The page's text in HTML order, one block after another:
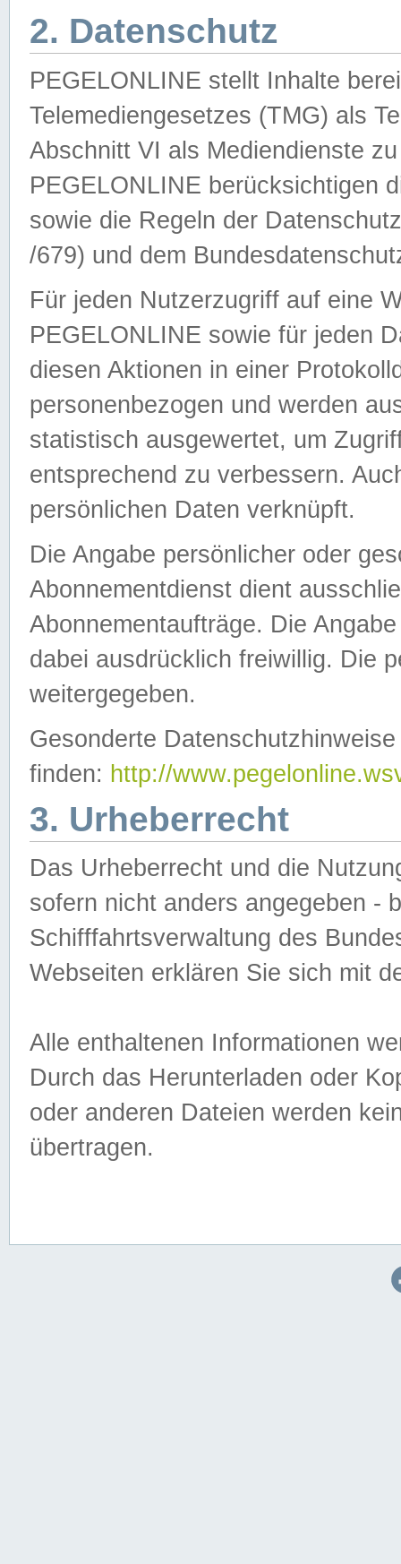
2. Datenschutz
PEGELONLINE stellt Inhalte
Telemediengesetzes (TMG) als
Abschnitt VI als Mediendienste
PEGELONLINE berücksichtigen
sowie die Regeln der
/679) und dem
Für jeden Nutzerzugriff auf eine
PEGELONLINE sowie für jeden
diesen Aktionen in einer
personenbezogen und werden
statistisch ausgewertet, um
entsprechend zu verbessern.
persönlichen Daten verknüpft.
Die Angabe persönlicher oder
Abonnementdienst dient
Abonnementaufträge. Die
dabei ausdrücklich freiwillig. Die
weitergegeben.
Gesonderte
finden: http://
3. Urheberrecht
Das Urheberrecht und die
sofern nicht anders angegeben -
Schifffahrtsverwaltung des
Webseiten erklären Sie sich mit
Alle enthaltenen Informationen
Durch das Herunterladen oder
oder anderen Dateien werden
übertragen.